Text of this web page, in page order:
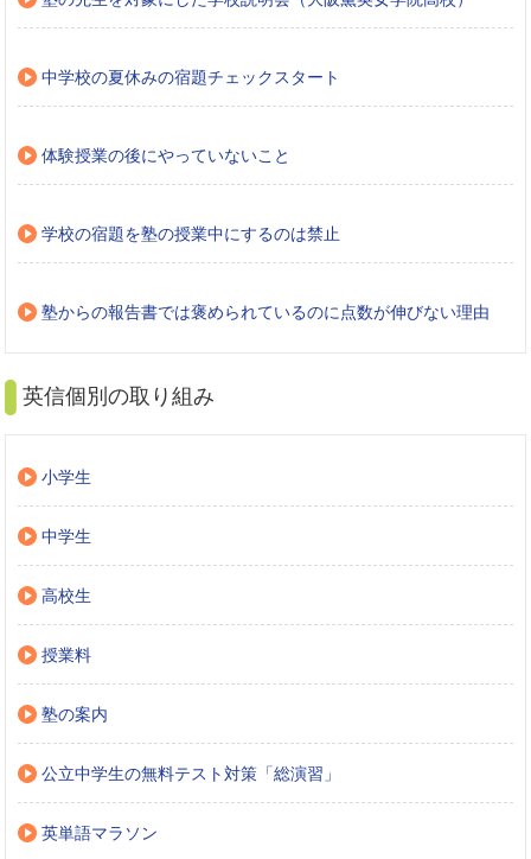
中学校の夏休みの宿題チェックスタート
体験授業の後にやっていないこと
学校の宿題を塾の授業中にするのは禁止
塾からの報告書では褒められているのに点数が伸びない理由
英信個別の取り組み
小学生
中学生
高校生
授業料
塾の案内
公立中学生の無料テスト対策「総演習」
英単語マラソン